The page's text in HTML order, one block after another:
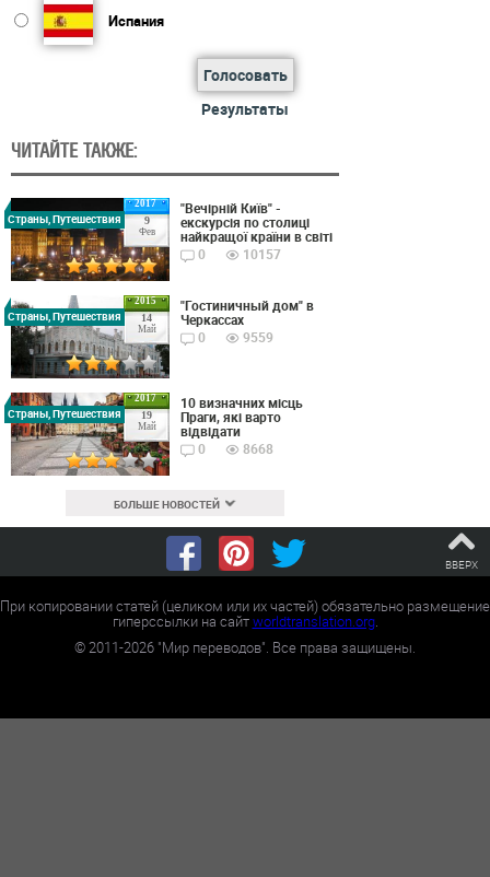
Испания
Голосовать
Результаты
ЧИТАЙТЕ ТАКЖЕ:
2017
9
Фев
Страны, Путешествия
"Вечірній Київ" -
екскурсія по столиці
найкращої країни в світі
0
10157
2015
14
Май
Страны, Путешествия
"Гостиничный дом" в
Черкассах
0
9559
2017
19
Май
Страны, Путешествия
10 визначних місць
Праги, які варто
відвідати
0
8668
БОЛЬШЕ НОВОСТЕЙ
ВВЕРХ
При копировании статей (целиком или их частей) обязательно размещение
гиперссылки на сайтworldtranslation.org.
©2011-2026 "Мир переводов". Все права защищены.